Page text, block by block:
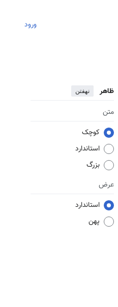
ورود
ظاهر نهفتن
متن
کوچک
استاندارد
بزرگ
عرض
استاندارد
پهن